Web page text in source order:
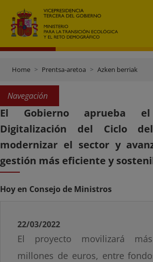
Home Prentsa-aretoa Azken berriak
Navegación
El Gobierno aprueba
Digitalización del Ciclo
modernizar el sector y
gestión más eficiente y
Hoy en Consejo de Ministros
22/03/2022
El proyecto movilizará
millones de euros, entre